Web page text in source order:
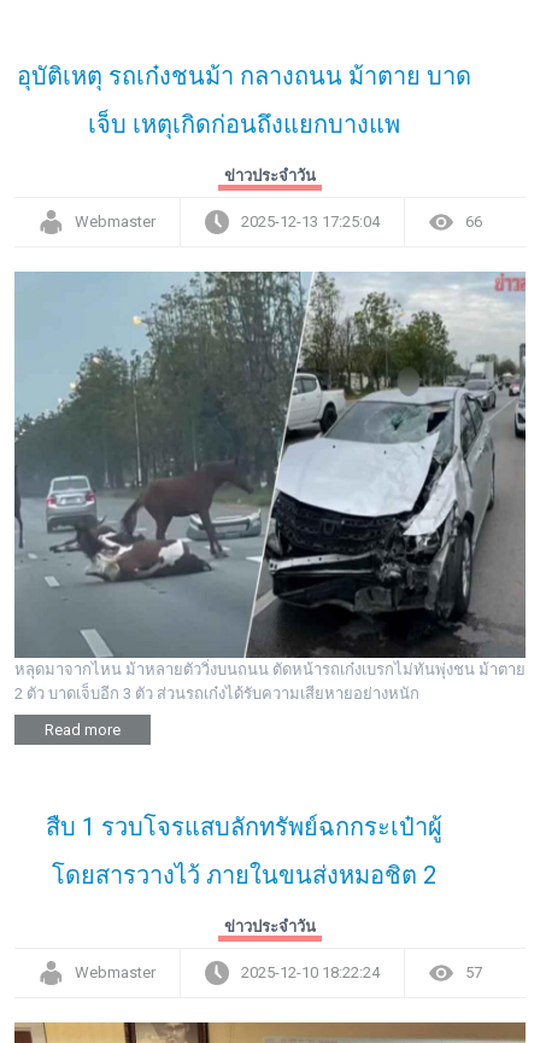
อุบัติเหตุ รถเก๋งชนม้า กลางถนน ม้าตาย บาด
เจ็บ เหตุเกิดก่อนถึงแยกบางแพ
ข่าวประจำวัน
Webmaster 2025-12-13 17:25:04 66
หลุดมาจากไหน ม้าหลายตัววิ่งบนถนน ตัดหน้ารถเก๋งเบรกไม่ทันพุ่งชน ม้าตาย
2 ตัว บาดเจ็บอีก 3 ตัว ส่วนรถเก๋งได้รับความเสียหายอย่างหนัก
Read more
สืบ 1 รวบโจรแสบลักทรัพย์ฉกกระเป๋าผู้
โดยสารวางไว้ ภายในขนส่งหมอชิต 2
ข่าวประจำวัน
Webmaster 2025-12-10 18:22:24 57